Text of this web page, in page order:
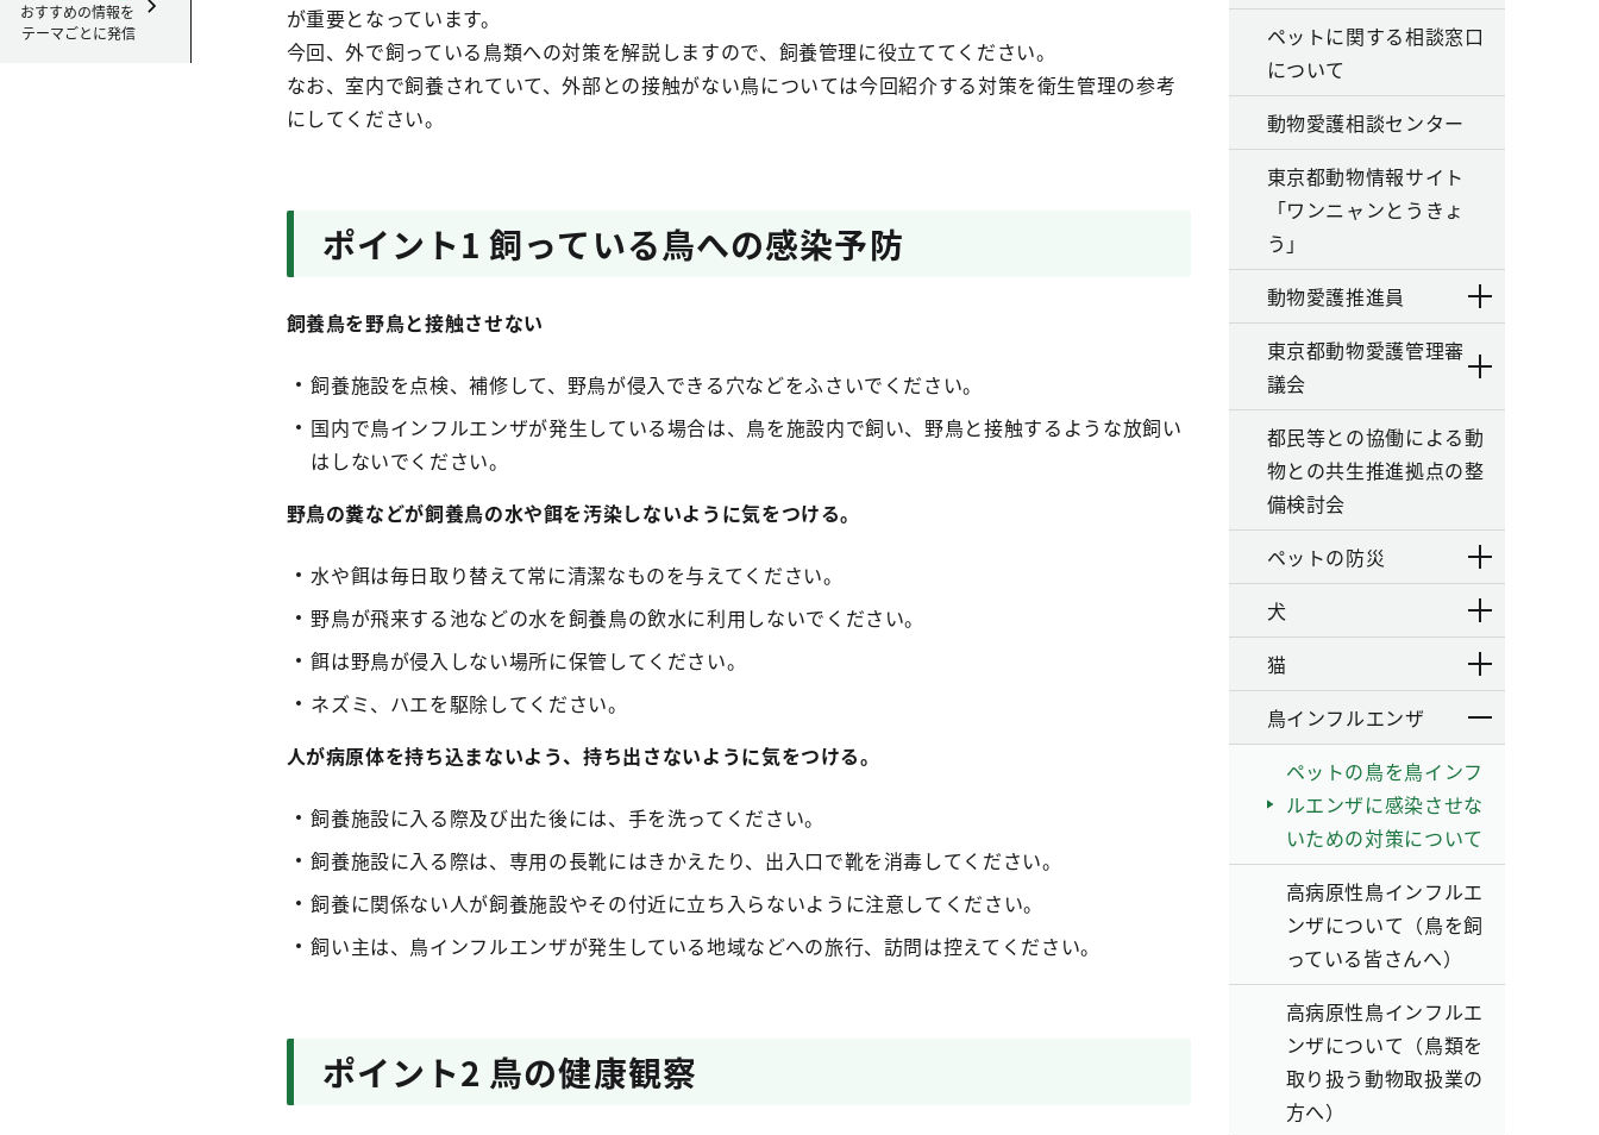
おすすめの情報を
テーマごとに発信
が重要となっています。
今回、外で飼っている鳥類への対策を解説しますので、飼養管理に役立ててください。
なお、室内で飼養されていて、外部との接触がない鳥については今回紹介する対策を衛生管理の参考
にしてください。
ポイント1 飼っている鳥への感染予防
飼養鳥を野鳥と接触させない
飼養施設を点検、補修して、野鳥が侵入できる穴などをふさいでください。
国内で鳥インフルエンザが発生している場合は、鳥を施設内で飼い、野鳥と接触するような放飼い
はしないでください。
野鳥の糞などが飼養鳥の水や餌を汚染しないように気をつける。
水や餌は毎日取り替えて常に清潔なものを与えてください。
野鳥が飛来する池などの水を飼養鳥の飲水に利用しないでください。
餌は野鳥が侵入しない場所に保管してください。
ネズミ、ハエを駆除してください。
人が病原体を持ち込まないよう、持ち出さないように気をつける。
飼養施設に入る際及び出た後には、手を洗ってください。
飼養施設に入る際は、専用の長靴にはきかえたり、出入口で靴を消毒してください。
飼養に関係ない人が飼養施設やその付近に立ち入らないように注意してください。
飼い主は、鳥インフルエンザが発生している地域などへの旅行、訪問は控えてください。
ポイント2 鳥の健康観察
ペットに関する相談窓口
について
動物愛護相談センター
東京都動物情報サイト
「ワンニャンとうきょ
う」
動物愛護推進員
東京都動物愛護管理審
議会
都民等との協働による動
物との共生推進拠点の整
備検討会
ペットの防災
犬
猫
鳥インフルエンザ
ペットの鳥を鳥インフ
ルエンザに感染させな
いための対策について
高病原性鳥インフルエ
ンザについて（鳥を飼
っている皆さんへ）
高病原性鳥インフルエ
ンザについて（鳥類を
取り扱う動物取扱業の
方へ）